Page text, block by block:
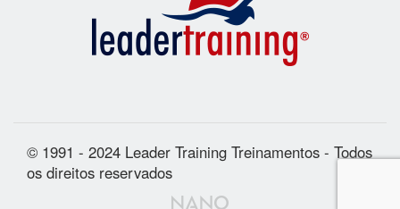
© 1991 - 2024 Leader Training Treinamentos - Todos
os direitos reservados